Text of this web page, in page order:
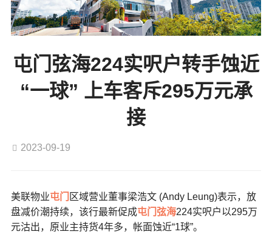
屯门弦海224实呎户转手蚀近
“一球” 上车客斥295万元承
接
2023-09-19
美联物业屯门
区域营业董事梁浩文 (Andy Leung)表示，放
盘减价潮持续，该行最新促成屯门 弦海224实呎户以295万
元沽出，原业主持货4年多，帐面蚀近“1球”。